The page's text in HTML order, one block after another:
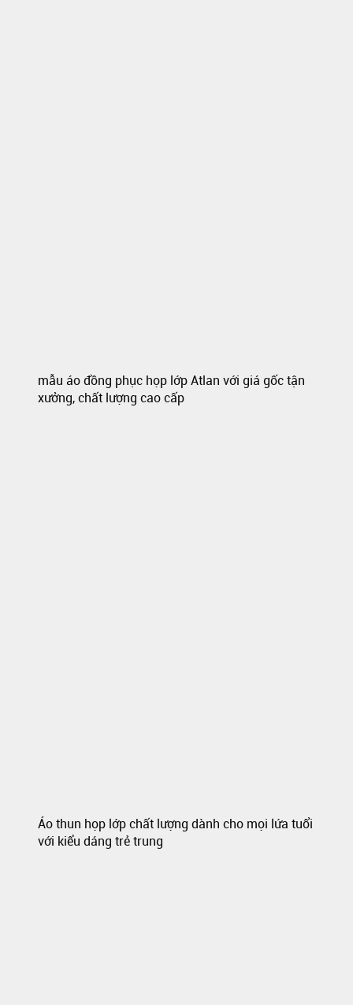
mẫu áo đồng phục họp lớp Atlan với giá gốc tận
xưởng, chất lượng cao cấp
Áo thun họp lớp chất lượng dành cho mọi lứa tuổi
với kiểu dáng trẻ trung